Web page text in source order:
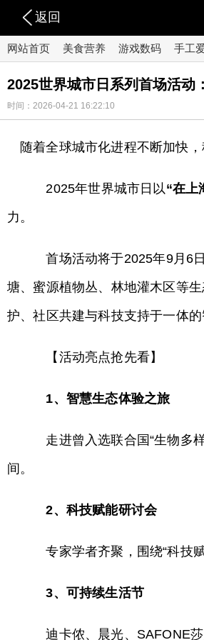
返回
网站首页 美食营养 游戏数码 手工
2025世界城市日系列首场活动
时间：2026-04-21 16:22:10
随着全球城市化进程不断加快
2025年世界城市日以“在上
力。
首场活动将于2025年9月6
塘、蜜源植物丛、林地灌木区等
护、社区共建与科技支持于一体的
【活动亮点抢先看】
1、智慧生态体验之旅
走进曾入选联合国“生物多样
间。
2、科技赋能研讨会
专家学者齐聚，围绕“科技赋
3、可持续生活节
迪卡侬、晨光、SAFONE莎